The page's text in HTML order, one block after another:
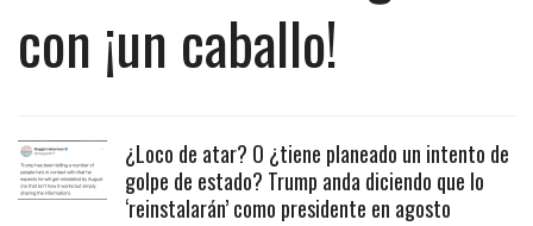
con ¡un caballo!
¿Loco de atar? O ¿tiene planeado un intento de
golpe de estado? Trump anda diciendo que lo
‘reinstalarán’ como presidente en agosto